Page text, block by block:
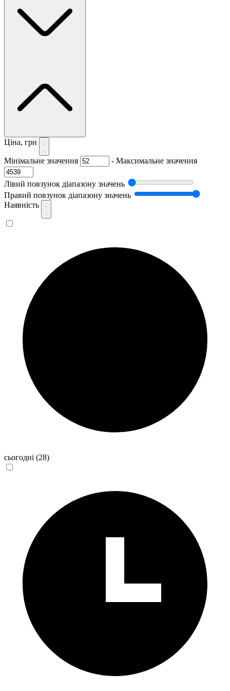
Ціна, грн
Мінімальне значення - Максимальне значення
Лівий повзунок діапазону значень
Правий повзунок діапазону значень
Наявність
сьогодні (28)